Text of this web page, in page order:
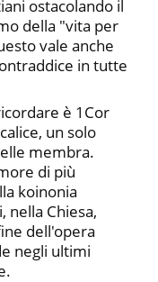
ostacolando il
della "vita per
vale anche
in tutte
è 1Cor
un solo
membra.
di più
koinonia
nella Chiesa,
del­l'opera
negli ultimi